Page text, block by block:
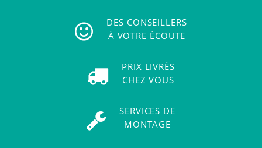
DES CONSEILLERS
À VOTRE ÉCOUTE
PRIX LIVRÉS
CHEZ VOUS
SERVICES DE
MONTAGE